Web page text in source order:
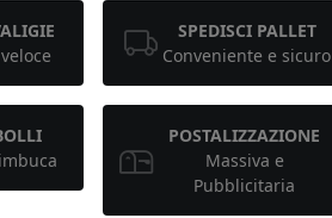
SPEDISCI PALLET
Conveniente e sicuro
POSTALIZZAZIONE
Massiva e
Pubblicitaria